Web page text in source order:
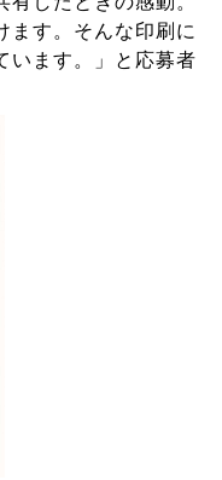
ます。そんな印刷に
います。」と応募者